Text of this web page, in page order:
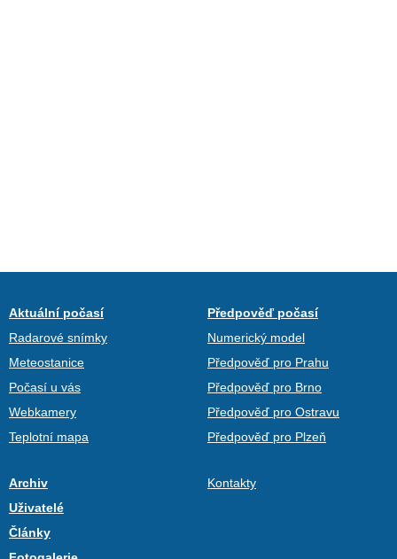
Aktuální počasí
Radarové snímky
Meteostanice
Počasí u vás
Webkamery
Teplotní mapa
Předpověď počasí
Numerický model
Předpověď pro Prahu
Předpověď pro Brno
Předpověď pro Ostravu
Předpověď pro Plzeň
Archiv
Uživatelé
Články
Kontakty